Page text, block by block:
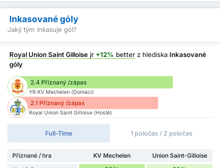
Inkasované góly
Jaký tým inkasuje gól?
Royal Union Saint Gilloise jr +12% better z hlediska Inkasované
góly
2.4 Přiznaný /zápas
YR KV Mechelen (Domácí)
2.1 Přiznaný /zápas
Royal Union Saint Gilloise (Hosté)
Full-Time 1 poločas / 2 poločas
Přiznané / hra KV Mechelen
Union Saint-Gilloise